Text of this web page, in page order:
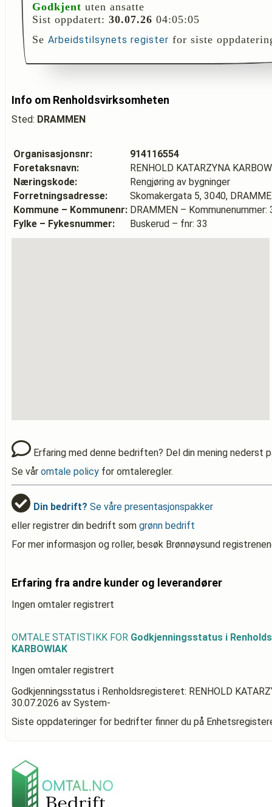
Godkjent uten ansatte
Sist oppdatert: 30.07.26 04:05:05
Se Arbeidstilsynets register for siste
Info om Renholdsvirksomheten
Sted: DRAMMEN
Organisasjonsnr:
914116554
Foretaksnavn:
RENHOLD KATARZYNA
Næringskode:
Rengjøring av bygninger
Forretningsadresse:
Skomakergata 5, 3040,
Kommune – Kommunenr: DRAMMEN – Kommunenummer:
Fylke – Fykesnummer:
Buskerud – fnr: 33
Erfaring med denne bedriften? Del din mening nederst
Se vår omtale policy for omtaleregler.
Din bedrift? Se våre presentasjonspakker
eller registrer din bedrift som grønn bedrift
For mer informasjon og roller, besøk Brønnøysund
Erfaring fra andre kunder og leverandører
Ingen omtaler registrert
OMTALE STATISTIKK FOR Godkjenningsstatus i
KARBOWIAK
Ingen omtaler registrert
Godkjenningsstatus i Renholdsregisteret: RENHOLD
30.07.2026 av System-
Siste oppdateringer for bedrifter finner du på